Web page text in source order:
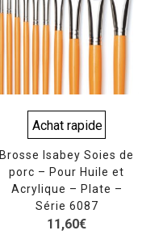
Achat rapide
Brosse Isabey Soies de
porc – Pour Huile et
Acrylique – Plate –
Série 6087
11,60€